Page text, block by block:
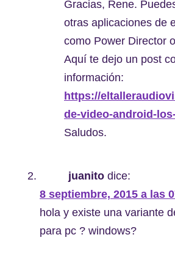
Gracias, Rene.
otras aplicaciones de
como Power Director
Aquí te dejo un post
información:
https://
de-video-android-
Saludos.
juanito dice:
8 septiembre, 2015 a las
hola y existe una variante
para pc ? windows?